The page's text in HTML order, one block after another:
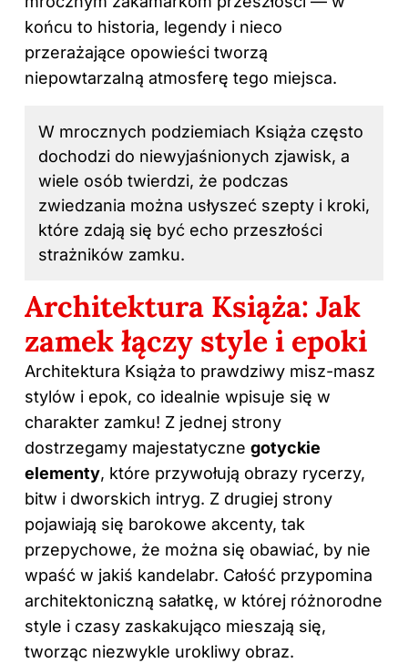
końcu to historia, legendy i nieco
przerażające opowieści tworzą
niepowtarzalną atmosferę tego miejsca.
W mrocznych podziemiach Książa często
dochodzi do niewyjaśnionych zjawisk, a
wiele osób twierdzi, że podczas
zwiedzania można usłyszeć szepty i kroki,
które zdają się być echo przeszłości
strażników zamku.
Architektura Książa: Jak
zamek łączy style i epoki
Architektura Książa to prawdziwy misz-masz
stylów i epok, co idealnie wpisuje się w
charakter zamku! Z jednej strony
dostrzegamy majestatyczne gotyckie
elementy, które przywołują obrazy rycerzy,
bitw i dworskich intryg. Z drugiej strony
pojawiają się barokowe akcenty, tak
przepychowe, że można się obawiać, by nie
wpaść w jakiś kandelabr. Całość przypomina
architektoniczną sałatkę, w której różnorodne
style i czasy zaskakująco mieszają się,
tworząc niezwykle urokliwy obraz.